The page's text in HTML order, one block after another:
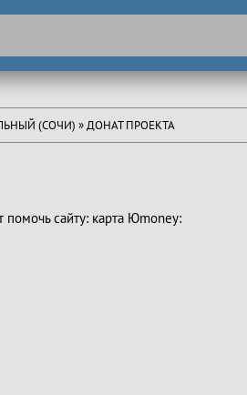
(СОЧИ) » ДОНАТ ПРОЕКТА
сайту: карта Юmoney: